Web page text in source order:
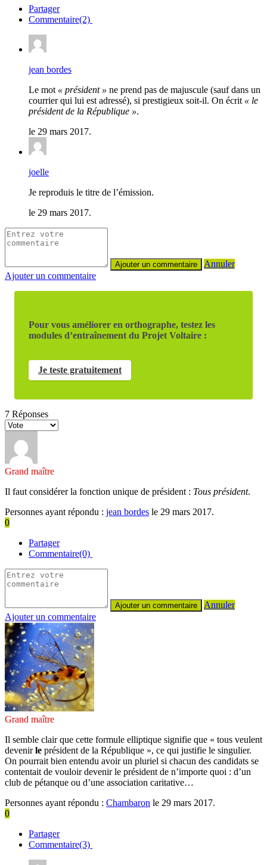
Partager
Commentaire(2)
jean bordes
Le mot « président » ne prend pas de majuscule (sauf dans un
courrier qui lui est adressé), si prestigieux soit-il. On écrit « le
président de la République ».
le 29 mars 2017.
joelle
Je reproduis le titre de l’émission.
le 29 mars 2017.
Annuler
Ajouter un commentaire
Pour vous améliorer en orthographe, testez les
modules d’entraînement du Projet Voltaire :
Je teste gratuitement
7 Réponses
Grand maître
Il faut considérer la fonction unique de président : Tous président.
Personnes ayant répondu : jean bordes le 29 mars 2017.
0
Partager
Commentaire(0)
Annuler
Ajouter un commentaire
Grand maître
Il semble clair que cette formule elliptique signifie que « tous veulent
devenirle président de la République », ce qui justifie le singulier.
On pourrait bien entendu avoir un pluriel si chacun des candidats se
contentait de vouloir devenir le président de n’importe quoi : d’un
club de pétanque ou d’une association caritative…
Personnes ayant répondu : Chambaron le 29 mars 2017.
0
Partager
Commentaire(3)